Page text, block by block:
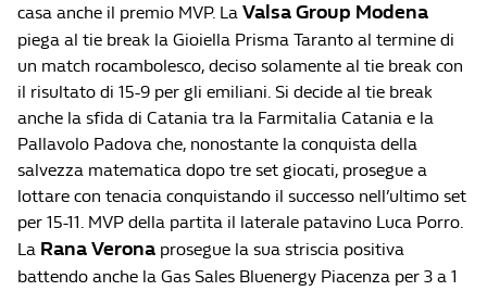
casa anche il premio MVP. La Valsa Group Modena
piega al tie break la Gioiella Prisma Taranto al termine di
un match rocambolesco, deciso solamente al tie break con
il risultato di 15-9 per gli emiliani. Si decide al tie break
anche la sfida di Catania tra la Farmitalia Catania e la
Pallavolo Padova che, nonostante la conquista della
salvezza matematica dopo tre set giocati, prosegue a
lottare con tenacia conquistando il successo nell’ultimo set
per 15-11. MVP della partita il laterale patavino Luca Porro.
La Rana Verona prosegue la sua striscia positiva
battendo anche la Gas Sales Bluenergy Piacenza per 3 a 1